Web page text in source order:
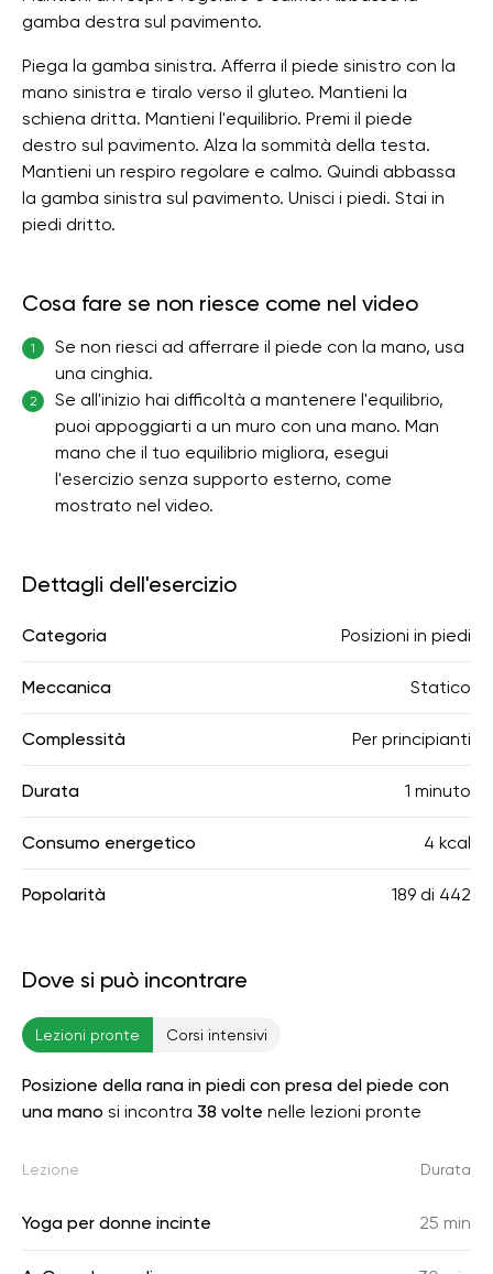
gamba destra sul pavimento.
Piega la gamba sinistra. Afferra il piede sinistro con la
mano sinistra e tiralo verso il gluteo. Mantieni la
schiena dritta. Mantieni l'equilibrio. Premi il piede
destro sul pavimento. Alza la sommità della testa.
Mantieni un respiro regolare e calmo. Quindi abbassa
la gamba sinistra sul pavimento. Unisci i piedi. Stai in
piedi dritto.
Cosa fare se non riesce come nel video
1
Se non riesci ad afferrare il piede con la mano, usa
una cinghia.
2
Se all'inizio hai difficoltà a mantenere l'equilibrio,
puoi appoggiarti a un muro con una mano. Man
mano che il tuo equilibrio migliora, esegui
l'esercizio senza supporto esterno, come
mostrato nel video.
Dettagli dell'esercizio
Categoria Posizioni in piedi
Meccanica Statico
Complessità Per principianti
Durata 1 minuto
Consumo energetico 4 kcal
Popolarità 189 di 442
Dove si può incontrare
Lezioni pronte Corsi intensivi
Posizione della rana in piedi con presa del piede con
una mano si incontra 38 volte nelle lezioni pronte
Lezione Durata
Yoga per donne incinte 25 min